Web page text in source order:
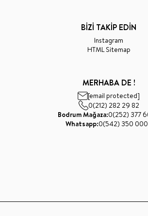
BİZİ TAKİP EDİN
Instagram
HTML Sitemap
MERHABA DE !
[email protected]
0(212) 282 29 82
Bodrum Mağaza:0(252) 377
Whatsapp:0(542) 350